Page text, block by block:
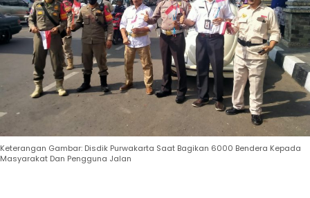
Keterangan Gambar: Disdik Purwakarta Saat Bagikan 6000 Bendera Kepada
Masyarakat Dan Pengguna Jalan